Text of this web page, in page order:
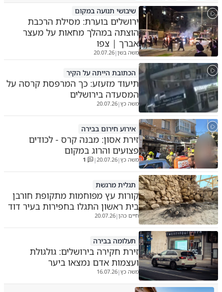
שיבושי תנועה במקום
ירושלים בוערת: מסילת הרכבת
הוצתה במהלך מחאות על מעצר
אברך | צפו
משה בשן|
20.07.26
הכתובת הייתה על הקיר
תיעוד מזעזע: כך המרפסת קרסה על
המסעדה בירושלים
משה כץ|
20.07.26
אירוע חירום בבירה
זירת אסון: מבנה קרס - לכודים
פצועים והרוג במקום
משה כץ|
20.07.26
|
1
תגלית מרגשת
קורות עץ מפוחמות מתקופת חורבן
בית ראשון התגלו בחפירות בעיר דוד
חיים כהן|
20.07.26
תעלומה בבירה
זירת חקירה בירושלים: גולגולת
ועצמות אדם נמצאו ביער
משה כץ|
16.07.26